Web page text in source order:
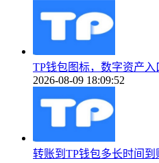
TP钱包图标，数字资产入
2026-08-09 18:09:52
转账到TP钱包多长时间